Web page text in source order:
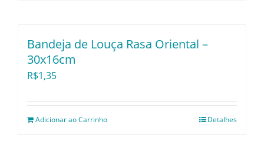
Bandeja de Louça Rasa Oriental –
30x16cm
R$1,35
Adicionar ao Carrinho Detalhes